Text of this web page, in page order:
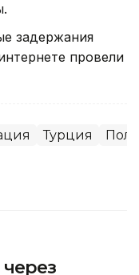
задержания
провели
Турция